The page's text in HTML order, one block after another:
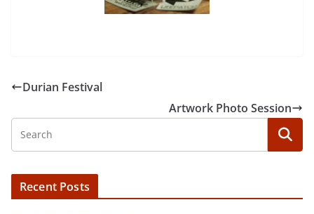
Durian Festival
Artwork Photo Session
Recent Posts